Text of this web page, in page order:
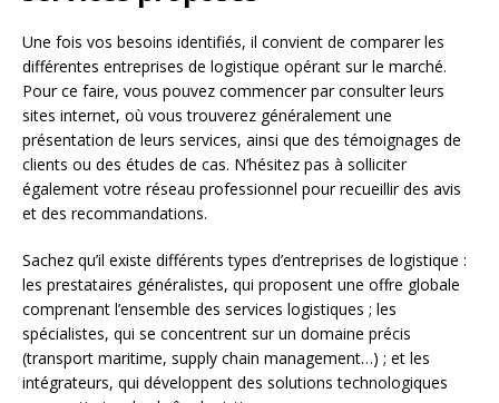
Une fois vos besoins identifiés, il convient de comparer les
différentes entreprises de logistique opérant sur le marché.
Pour ce faire, vous pouvez commencer par consulter leurs
sites internet, où vous trouverez généralement une
présentation de leurs services, ainsi que des témoignages de
clients ou des études de cas. N’hésitez pas à solliciter
également votre réseau professionnel pour recueillir des avis
et des recommandations.
Sachez qu’il existe différents types d’entreprises de logistique :
les prestataires généralistes, qui proposent une offre globale
comprenant l’ensemble des services logistiques ; les
spécialistes, qui se concentrent sur un domaine précis
(transport maritime, supply chain management…) ; et les
intégrateurs, qui développent des solutions technologiques